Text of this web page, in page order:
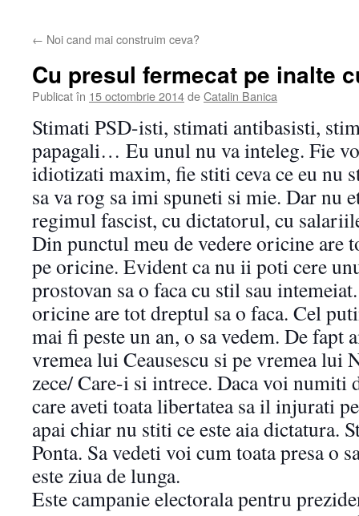
← Noi cand mai construim ceva?
Cu presul fermecat pe inalte
Publicat în 15 octombrie 2014deCatalin Banica
Stimati PSD-isti, stimati antibasisti,
papagali… Eu unul nu va inteleg. Fie
idiotizati maxim, fie stiti ceva ce eu nu
sa va rog sa imi spuneti si mie. Dar nu
regimul fascist, cu dictatorul, cu
Din punctul meu de vedere oricine are
pe oricine. Evident ca nu ii poti cere
prostovan sa o faca cu stil sau
oricine are tot dreptul sa o faca. Cel
mai fi peste un an, o sa vedem. De fapt
vremea lui Ceausescu si pe vremea lui
zece/ Care-i si intrece. Daca voi numiti
care aveti toata libertatea sa il injurati
apai chiar nu stiti ce este aia dictatura.
Ponta. Sa vedeti voi cum toata presa o
este ziua de lunga.
Este campanie electorala pentru